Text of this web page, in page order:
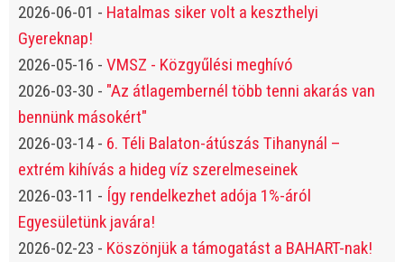
2026-06-01 - Hatalmas siker volt a keszthelyi
Gyereknap!
2026-05-16 - VMSZ - Közgyűlési meghívó
2026-03-30 - "Az átlagembernél több tenni akarás van
bennünk másokért"
2026-03-14- 6. Téli Balaton-átúszás Tihanynál –
extrém kihívás a hideg víz szerelmeseinek
2026-03-11 - Így rendelkezhet adója 1%-áról
Egyesületünk javára!
2026-02-23 - Köszönjük a támogatást a BAHART-nak!